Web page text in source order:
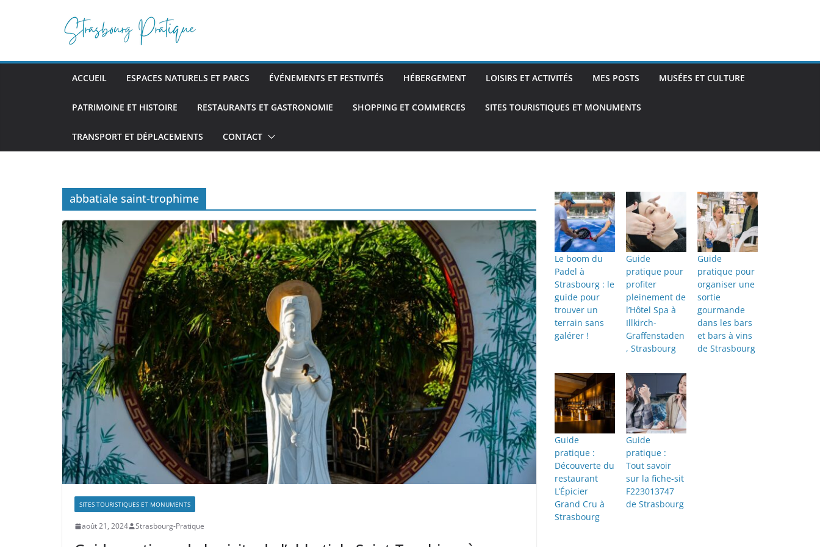
ACCUEIL ESPACES NATURELS ET PARCS ÉVÉNEMENTS ET FESTIVITÉS HÉBERGEMENT LOISIRS ET ACTIVITÉS MES POSTS MUSÉES ET CULTURE
PATRIMOINE ET HISTOIRE RESTAURANTS ET GASTRONOMIE SHOPPING ET COMMERCES SITES TOURISTIQUES ET MONUMENTS
TRANSPORT ET DÉPLACEMENTS CONTACT
abbatiale saint-trophime
SITES TOURISTIQUES ET MONUMENTS
août 21, 2024 Strasbourg-Pratique
Le boom du
Padel à
Strasbourg : le
guide pour
trouver un
terrain sans
galérer !
Guide
pratique pour
profiter
pleinement de
l’Hôtel Spa à
Illkirch-
Graffenstaden
, Strasbourg
Guide
pratique pour
organiser une
sortie
gourmande
dans les bars
et bars à vins
de Strasbourg
Guide
pratique :
Découverte du
restaurant
L’Épicier
Grand Cru à
Strasbourg
Guide
pratique :
Tout savoir
sur la fiche-sit
F223013747
de Strasbourg